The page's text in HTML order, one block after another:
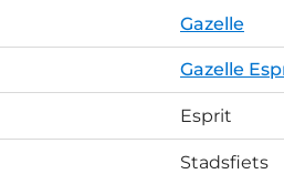
Deze
Gazelle
Gazelle
Esprit
Stadsfiets